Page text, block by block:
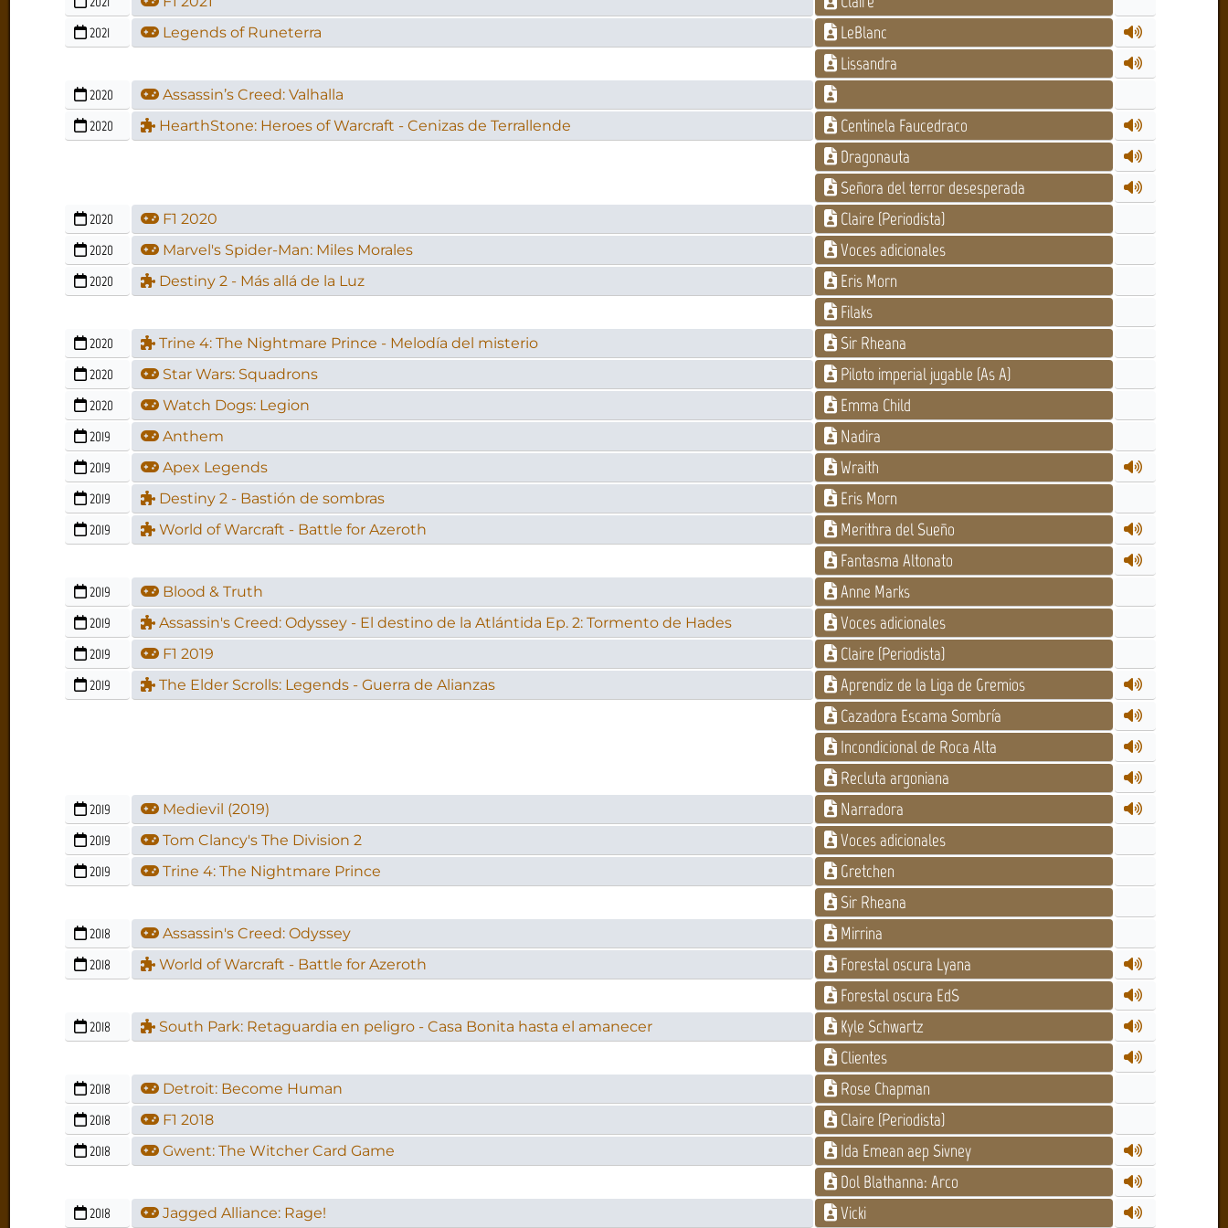
2021 Legends of Runeterra
LeBlanc
Lissandra
2020
Assassin’s Creed: Valhalla
2020
HearthStone: Heroes of Warcraft - Cenizas de Terrallende
Centinela Faucedraco
Dragonauta
Señora del terror desesperada
2020 F1 2020 Claire (Periodista)
2020 Marvel's Spider-Man: Miles Morales Voces adicionales
2020 Destiny 2 - Más allá de la Luz
Eris Morn
Filaks
2020 Trine 4: The Nightmare Prince - Melodía del misterio Sir Rheana
2020 Star Wars: Squadrons Piloto imperial jugable (As A)
2020 Watch Dogs: Legion Emma Child
2019 Anthem Nadira
2019 Apex Legends Wraith
2019 Destiny 2 - Bastión de sombras Eris Morn
2019 World of Warcraft - Battle for Azeroth
Merithra del Sueño
Fantasma Altonato
2019 Blood & Truth Anne Marks
2019 Assassin's Creed: Odyssey - El destino de la Atlántida Ep. 2: Tormento de Hades Voces adicionales
2019 F1 2019 Claire (Periodista)
2019 The Elder Scrolls: Legends - Guerra de Alianzas
Aprendiz de la Liga de Gremios
Cazadora Escama Sombría
Incondicional de Roca Alta
Recluta argoniana
2019 Medievil (2019) Narradora
2019 Tom Clancy's The Division 2 Voces adicionales
2019 Trine 4: The Nightmare Prince
Gretchen
Sir Rheana
2018 Assassin's Creed: Odyssey Mirrina
2018 World of Warcraft - Battle for Azeroth
Forestal oscura Lyana
Forestal oscura EdS
2018 South Park: Retaguardia en peligro - Casa Bonita hasta el amanecer
Kyle Schwartz
Clientes
2018 Detroit: Become Human Rose Chapman
2018 F1 2018 Claire (Periodista)
2018 Gwent: The Witcher Card Game
Ida Emean aep Sivney
Dol Blathanna: Arco
2018 Jagged Alliance: Rage! Vicki